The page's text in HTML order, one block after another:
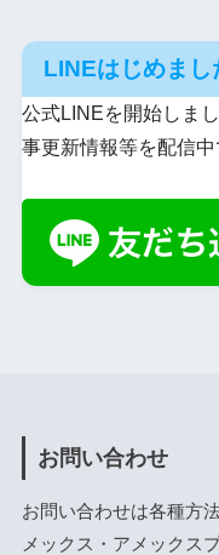
LINEはじめまし
公式LINEを開始しま
事更新情報等を配信中
お問い合わせ
お問い合わせは各種方
メックス・アメックス